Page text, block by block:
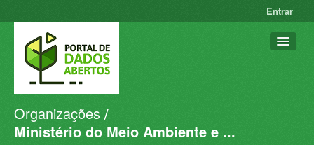
Entrar
Conjuntos de dados
Organizações
Organizações
Ministério do Meio Ambiente e ...